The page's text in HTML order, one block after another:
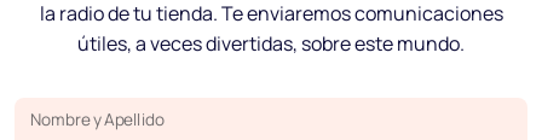
la radio de tu tienda. Te enviaremos comunicaciones
útiles, a veces divertidas, sobre este mundo.
Nombre y Apellido